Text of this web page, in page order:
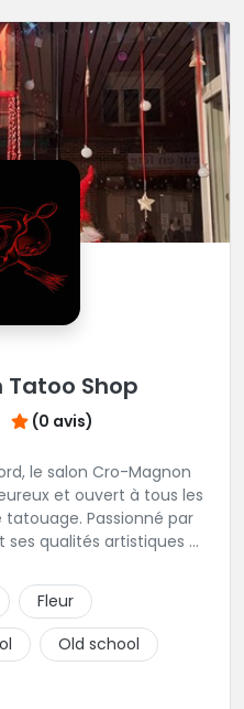
Shop
(0 avis)
le salon Cro-Magnon
et ouvert à tous les
Passionné par
qualités artistiques à
Fleur
Old school